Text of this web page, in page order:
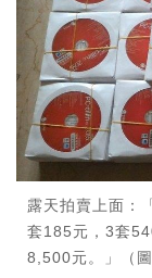
露天拍賣上面：
套185元，3套
8,500元。」（